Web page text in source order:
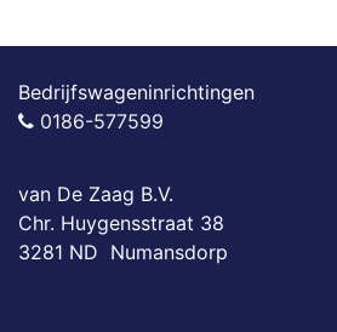
Bedrijfswageninrichtingen
0186-577599
van De Zaag B.V.
Chr. Huygensstraat 38
3281 ND Numansdorp